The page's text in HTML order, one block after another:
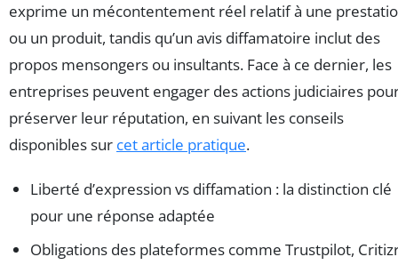
exprime un mécontentement réel relatif à une
ou un produit, tandis qu’un avis diffamatoire inclut des
propos mensongers ou insultants. Face à ce dernier, les
entreprises peuvent engager des actions judiciaires
préserver leur réputation, en suivant les conseils
disponibles sur cet article pratique.
Liberté d’expression vs diffamation : la distinction clé
pour une réponse adaptée
Obligations des plateformes comme Trustpilot,